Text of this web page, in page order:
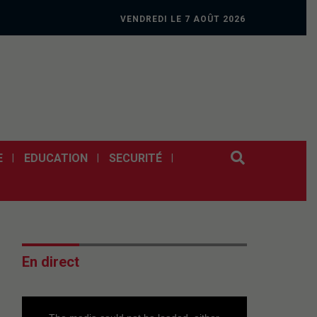
VENDREDI LE 7 AOÛT 2026
EDUCATION SECURITÉ
En direct